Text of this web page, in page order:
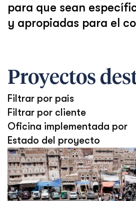
para que sean
y apropiadas para el
Proyectos
Filtrar por país
Filtrar por cliente
Oficina implementada por
Estado del proyecto